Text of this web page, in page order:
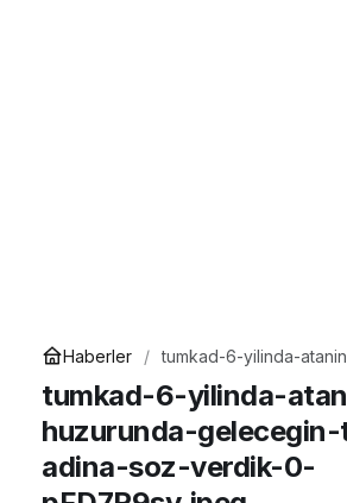
Haberler
tumkad-6-yilinda-
0-pFD7R9sv.jpeg
tumkad-6-yilinda-
huzurunda-
adina-soz-verdik-0-